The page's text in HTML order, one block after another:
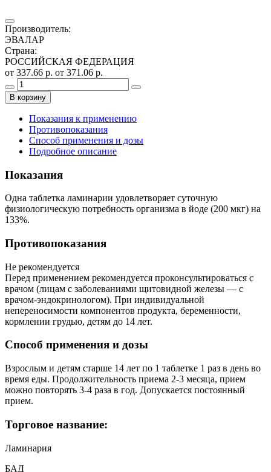
Производитель:
ЭВАЛАР
Страна:
РОССИЙСКАЯ ФЕДЕРАЦИЯ
от 337.66 р. от 371.06 р.
В корзину
Показания к применению
Противопоказания
Способ применения и дозы
Подробное описание
Показания
Одна таблетка ламинарии удовлетворяет суточную
физиологическую потребность организма в йоде (200 мкг) на
133%.
Противопоказания
Не рекомендуется
Перед применением рекомендуется проконсультироваться с
врачом (лицам с заболеваниями щитовидной железы — с
врачом-эндокринологом). При индивидуальной
непереносимости компонентов продукта, беременности,
кормлении грудью, детям до 14 лет.
Способ применения и дозы
Взрослым и детям старше 14 лет по 1 таблетке 1 раз в день во
время еды. Продолжительность приема 2-3 месяца, прием
можно повторять 3-4 раза в год. Допускается постоянный
прием.
Торговое название:
Ламинария
БАД